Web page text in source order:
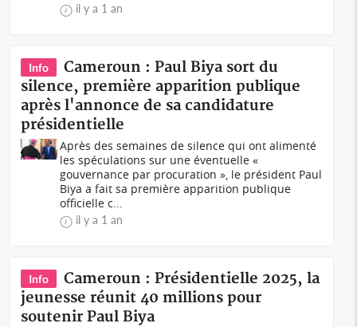
il y a 1 an
Info
Cameroun : Paul Biya sort du
silence, première apparition publique
après l'annonce de sa candidature
présidentielle
Après des semaines de silence qui ont alimenté
les spéculations sur une éventuelle «
gouvernance par procuration », le président Paul
Biya a fait sa première apparition publique
officielle c...
il y a 1 an
Info
Cameroun : Présidentielle 2025, la
jeunesse réunit 40 millions pour
soutenir Paul Biya